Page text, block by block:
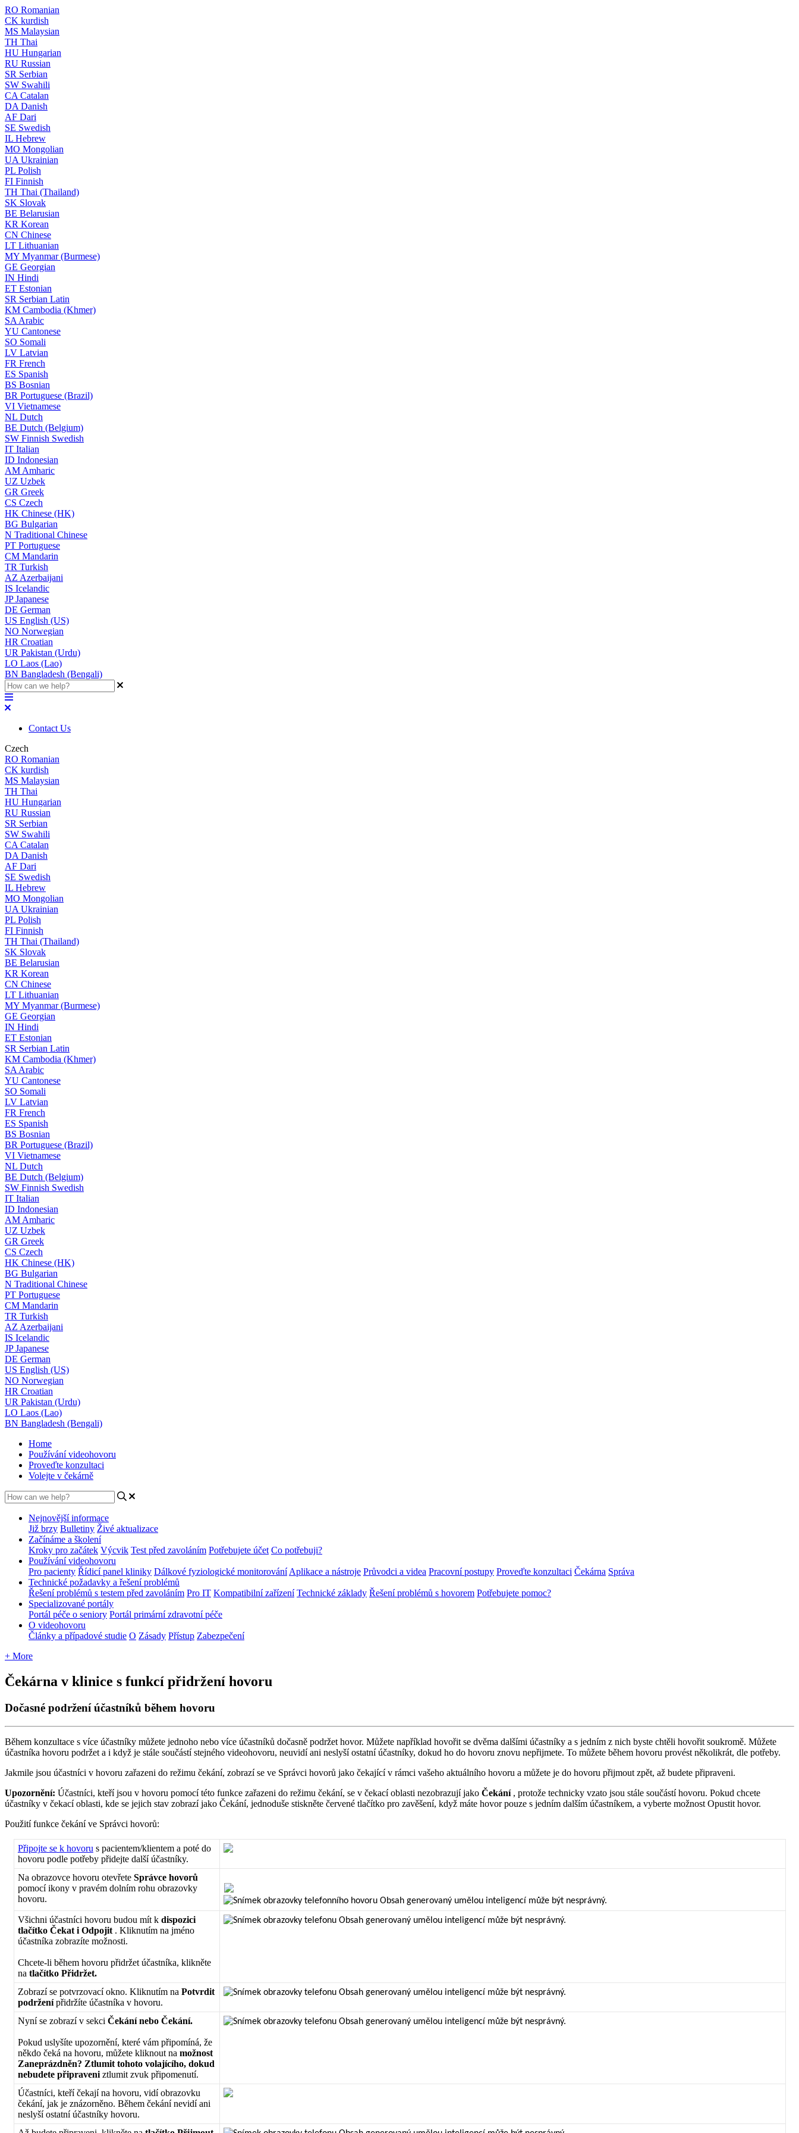
RO Romanian
CK kurdish
MS Malaysian
TH Thai
HU Hungarian
RU Russian
SR Serbian
SW Swahili
CA Catalan
DA Danish
AF Dari
SE Swedish
IL Hebrew
MO Mongolian
UA Ukrainian
PL Polish
FI Finnish
TH Thai (Thailand)
SK Slovak
BE Belarusian
KR Korean
CN Chinese
LT Lithuanian
MY Myanmar (Burmese)
GE Georgian
IN Hindi
ET Estonian
SR Serbian Latin
KM Cambodia (Khmer)
SA Arabic
YU Cantonese
SO Somali
LV Latvian
FR French
ES Spanish
BS Bosnian
BR Portuguese (Brazil)
VI Vietnamese
NL Dutch
BE Dutch (Belgium)
SW Finnish Swedish
IT Italian
ID Indonesian
AM Amharic
UZ Uzbek
GR Greek
CS Czech
HK Chinese (HK)
BG Bulgarian
N Traditional Chinese
PT Portuguese
CM Mandarin
TR Turkish
AZ Azerbaijani
IS Icelandic
JPJapanese
DE German
US English (US)
NO Norwegian
HR Croatian
UR Pakistan (Urdu)
LO Laos (Lao)
BN Bangladesh (Bengali)
Contact Us
Czech
RO Romanian
CK kurdish
MS Malaysian
TH Thai
HU Hungarian
RU Russian
SR Serbian
SW Swahili
CA Catalan
DA Danish
AF Dari
SE Swedish
IL Hebrew
MO Mongolian
UA Ukrainian
PL Polish
FI Finnish
TH Thai (Thailand)
SK Slovak
BE Belarusian
KR Korean
CN Chinese
LT Lithuanian
MY Myanmar (Burmese)
GE Georgian
IN Hindi
ET Estonian
SR Serbian Latin
KM Cambodia (Khmer)
SA Arabic
YU Cantonese
SO Somali
LV Latvian
FR French
ES Spanish
BS Bosnian
BR Portuguese (Brazil)
VI Vietnamese
NL Dutch
BE Dutch (Belgium)
SW Finnish Swedish
IT Italian
ID Indonesian
AM Amharic
UZ Uzbek
GR Greek
CS Czech
HK Chinese (HK)
BG Bulgarian
N Traditional Chinese
PT Portuguese
CM Mandarin
TR Turkish
AZ Azerbaijani
IS Icelandic
JPJapanese
DE German
US English (US)
NO Norwegian
HR Croatian
UR Pakistan (Urdu)
LO Laos (Lao)
BN Bangladesh (Bengali)
Home
Používání videohovoru
Proveďte konzultaci
Volejte v čekárně
Nejnovější informace
Již brzy Bulletiny Živé aktualizace
Začínáme a školení
Kroky pro začátek Výcvik Test před zavoláním Potřebujete účet Co potřebuji?
Používání videohovoru
Pro pacienty Řídicí panel kliniky Dálkové fyziologické monitorování Aplikace a nástroje Průvodci a videa Pracovní postupy Proveďte konzultaci Čekárna Správa
Technické požadavky a řešení problémů
Řešení problémů s testem před zavoláním Pro IT Kompatibilní zařízení Technické základy Řešení problémů s hovorem Potřebujete pomoc?
Specializované portály
Portál péče o seniory Portál primární zdravotní péče
O videohovoru
Články a případové studie O Zásady Přístup Zabezpečení
+ More
Čekárna v klinice s funkcí přidržení hovoru
Dočasné podržení účastníků během hovoru
Během konzultace s více účastníky můžete jednoho nebo více účastníků dočasně podržet hovor. Můžete například hovořit se dvěma dalšími účastníky a s jedním z nich byste chtěli hovořit soukromě. Můžete
účastníka hovoru podržet a i když je stále součástí stejného videohovoru, neuvidí ani neslyší ostatní účastníky, dokud ho do hovoru znovu nepřijmete. To můžete během hovoru provést několikrát, dle potřeby.
Jakmile jsou účastníci v hovoru zařazeni do režimu čekání, zobrazí se ve Správci hovorů jako čekající v rámci vašeho aktuálního hovoru a můžete je do hovoru přijmout zpět, až budete připraveni.
Upozornění: Účastníci, kteří jsou v hovoru pomocí této funkce zařazeni do režimu čekání, se v čekací oblasti nezobrazují jako Čekání , protože technicky vzato jsou stále součástí hovoru. Pokud chcete
účastníky v čekací oblasti, kde se jejich stav zobrazí jako Čekání, jednoduše stiskněte červené tlačítko pro zavěšení, když máte hovor pouze s jedním dalším účastníkem, a vyberte možnost Opustit hovor.
Použití funkce čekání ve Správci hovorů:
Připojte se k hovoru s pacientem/klientem a poté do
hovoru podle potřeby přidejte další účastníky.
Na obrazovce hovoru otevřete Správce hovorů
pomocí ikony v pravém dolním rohu obrazovky
hovoru.
Všichni účastníci hovoru budou mít k dispozici
tlačítko Čekat i Odpojit . Kliknutím na jméno
účastníka zobrazíte možnosti.
Chcete-li během hovoru přidržet účastníka, klikněte
na tlačítko Přidržet.
Zobrazí se potvrzovací okno. Kliknutím na Potvrdit
podržení přidržíte účastníka v hovoru.
Nyní se zobrazí v sekci Čekání nebo Čekání.
Pokud uslyšíte upozornění, které vám připomíná, že
někdo čeká na hovoru, můžete kliknout na možnost
Zaneprázdněn? Ztlumit tohoto volajícího, dokud
nebudete připraveni ztlumit zvuk připomenutí.
Účastníci, kteří čekají na hovoru, vidí obrazovku
čekání, jak je znázorněno. Během čekání nevidí ani
neslyší ostatní účastníky hovoru.